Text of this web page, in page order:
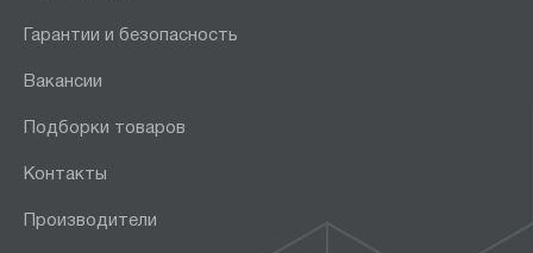
Гарантии и безопасность
Вакансии
Подборки товаров
Контакты
Производители